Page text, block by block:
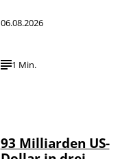
06.08.2026
1 Min.
93 Milliarden US-